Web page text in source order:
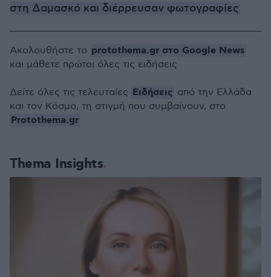
στη Δαμασκό και διέρρευσαν φωτογραφίες
Thema Insights
Ακολουθήστε το protothema.gr στο Google News
και μάθετε πρώτοι όλες τις ειδήσεις
Δείτε όλες τις τελευταίες Ειδήσεις από την Ελλάδα
και τον Κόσμο, τη στιγμή που συμβαίνουν, στο
Protothema.gr